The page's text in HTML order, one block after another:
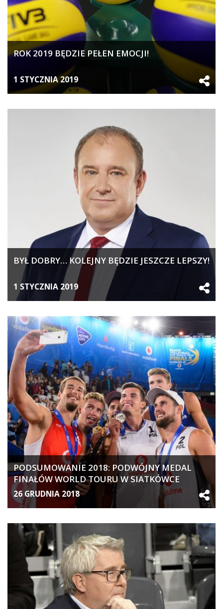
ROK 2019 BĘDZIE PEŁEN EMOCJI!
1 STYCZNIA 2019
BYŁ DOBRY… KOLEJNY BĘDZIE JESZCZE LEPSZY!
1 STYCZNIA 2019
PODSUMOWANIE 2018: PODWÓJNY MEDAL
FINAŁÓW WORLD TOURU W SIATKÓWCE
PLAŻOWEJ
26 GRUDNIA 2018